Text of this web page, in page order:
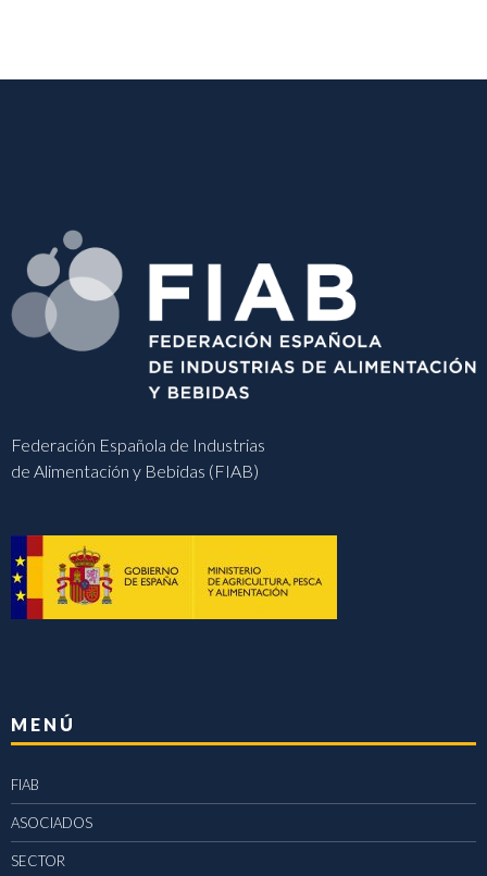
Federación Española de Industrias
de Alimentación y Bebidas (FIAB)
MENÚ
FIAB
ASOCIADOS
SECTOR